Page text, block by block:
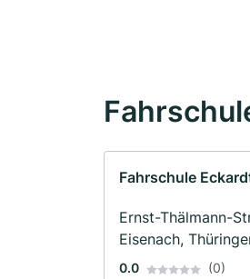
Fahrschule
Ernst-Thälmann-
Eisenach,
0.0 (0)